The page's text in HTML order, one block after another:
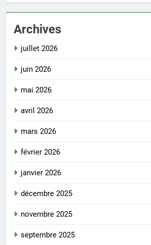
Archives
juillet 2026
juin 2026
mai 2026
avril 2026
mars 2026
février 2026
janvier 2026
décembre 2025
novembre 2025
septembre 2025